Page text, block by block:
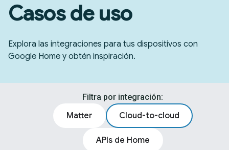
Casos de uso
Explora las integraciones para tus dispositivos con
Google Home y obtén inspiración.